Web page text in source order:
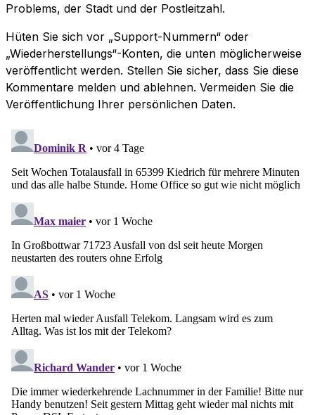
Problems, der Stadt und der Postleitzahl.
Hüten Sie sich vor „Support-Nummern“ oder
„Wiederherstellungs“-Konten, die unten möglicherweise
veröffentlicht werden. Stellen Sie sicher, dass Sie diese
Kommentare melden und ablehnen. Vermeiden Sie die
Veröffentlichung Ihrer persönlichen Daten.